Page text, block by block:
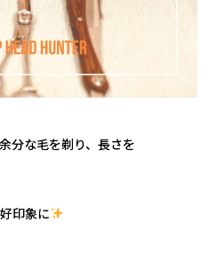
分な毛を剃り、長さを
印象に